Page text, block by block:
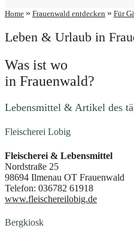
Home » Frauenwald entdecken » Für
Leben & Urlaub in
Was ist wo
in Frauenwald?
Lebensmittel & Artikel des
Fleischerei Lobig
Fleischerei & Lebensmittel
Nordstraße 25
98694 Ilmenau OT Frauenwald
Telefon: 036782 61918
www.fleischereilobig.de
Bergkiosk